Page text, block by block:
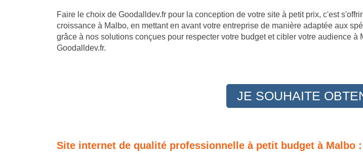
Faire le choix de Goodalldev.fr pour la conception de votre site à petit prix, c'est
croissance à Malbo, en mettant en avant votre entreprise de manière adaptée aux
grâce à nos solutions conçues pour respecter votre budget et cibler votre audience
Goodalldev.fr.
JE SOUHAITE
Site internet de qualité professionnelle à petit budget à Malbo